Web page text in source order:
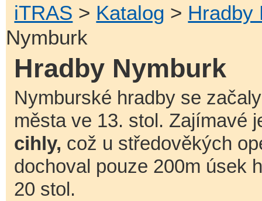
iTRAS > Katalog > Hradby
Nymburk
Hradby Nymburk
Nymburské hradby se
města ve 13. stol. Zajímavé
cihly, což u středověkých
dochoval pouze 200m úsek
20 stol.